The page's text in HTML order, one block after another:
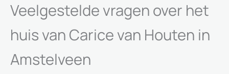
Veelgestelde vragen over het
huis van Carice van Houten in
Amstelveen